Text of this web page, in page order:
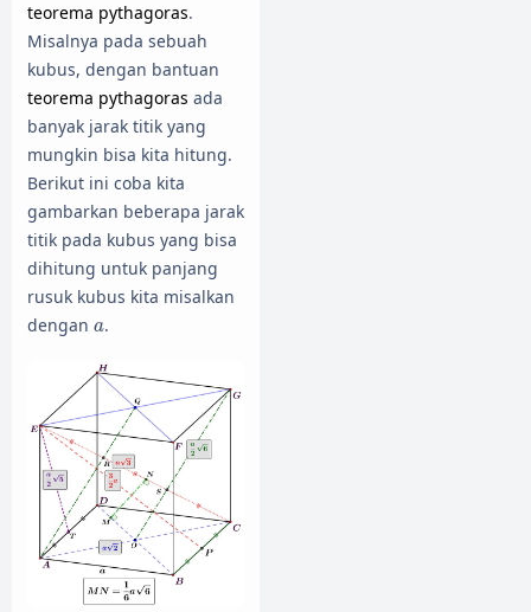
teorema pythagoras.
Misalnya pada sebuah
kubus, dengan bantuan
teorema pythagoras ada
banyak jarak titik yang
mungkin bisa kita hitung.
Berikut ini coba kita
gambarkan beberapa jarak
titik pada kubus yang bisa
dihitung untuk panjang
rusuk kubus kita misalkan
dengan a
a.